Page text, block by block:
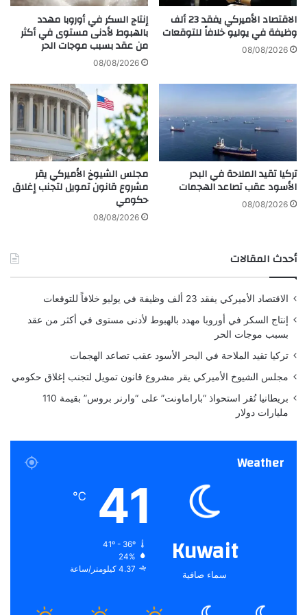
ل
ح
م
د
ي
ا
ن
ل
ى
ا
ل
ض
ط
ت
ي
ب
ا
الاقتصاد الأميركي يفقد 23 ألف
وظيفة في يوليو خلافاً للتوقعات
08/08/2026
إنتاج السكر في أوروبا مهدد
بالهبوط لأدنى مستوى في أكثر
من عقد بسبب موجات الحر
08/08/2026
تركيا تقيد الملاحة في البحر
الأسود عقب تصاعد الهجمات
08/08/2026
مجلس الشيوخ الأميركي يقر
مشروع قانون تمويل لتجنب إغلاق
حكومي
08/08/2026
أحدث المقالات
الاقتصاد الأميركي يفقد 23 ألف وظيفة في يوليو خلافاً للتوقعات
إنتاج السكر في أوروبا مهدد بالهبوط لأدنى مستوى في أكثر من عقد
بسبب موجات الحر
تركيا تقيد الملاحة في البحر الأسود عقب تصاعد الهجمات
مجلس الشيوخ الأميركي يقر مشروع قانون تمويل لتجنب إغلاق حكومي
بريطانيا تُقر استحواذ “باراماونت” على “وارنر بروس” بقيمة 110
مليارات دولار
Weather
Kuwait
سماء صافية
41
℃
41º - 36º
24%
4.37 كيلومتر/ساعة